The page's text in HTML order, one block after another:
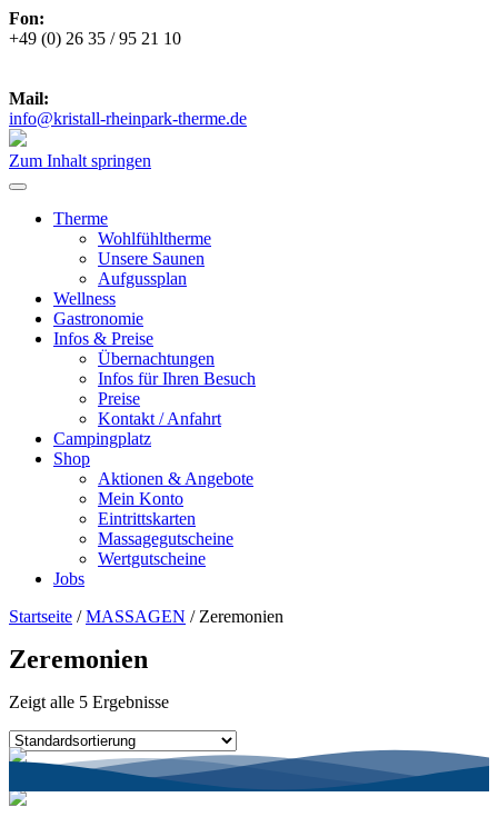
Fon:
+49 (0) 26 35 / 95 21 10
Mail:
info@kristall-rheinpark-therme.de
Zum Inhalt springen
Therme
Wohlfühltherme
Unsere Saunen
Aufgussplan
Wellness
Gastronomie
Infos & Preise
Übernachtungen
Infos für Ihren Besuch
Preise
Kontakt / Anfahrt
Campingplatz
Shop
Aktionen & Angebote
Mein Konto
Eintrittskarten
Massagegutscheine
Wertgutscheine
Jobs
Startseite /MASSAGEN / Zeremonien
Zeremonien
Zeigt alle 5 Ergebnisse